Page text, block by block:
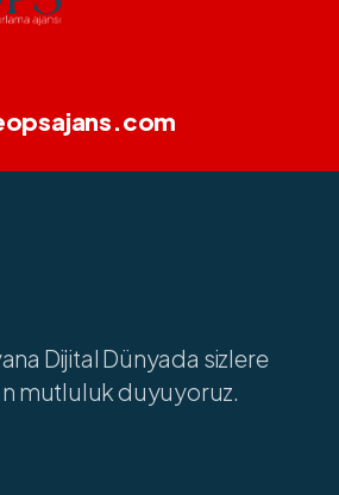
Dijital Dünyada sizlere
mutluluk duyuyoruz.